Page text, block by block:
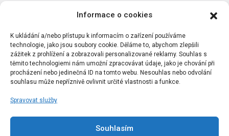
Informace o cookies
K ukládání a/nebo přístupu k informacím o zařízení používáme
technologie, jako jsou soubory cookie. Děláme to, abychom zlepšili
zážitek z prohlížení a zobrazovali personalizované reklamy. Souhlas s
těmito technologiemi nám umožní zpracovávat údaje, jako je chování při
procházení nebo jedinečná ID na tomto webu. Nesouhlas nebo odvolání
souhlasu může nepříznivě ovlivnit určité vlastnosti a funkce.
Spravovat služby
Souhlasím